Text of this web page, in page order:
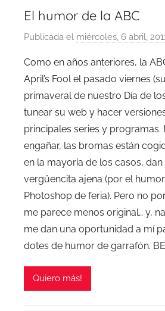
El humor de la ABC
Publicada el miércoles, 6 abril,
Como en años anteriores, la
April’s Fool el pasado viernes
primaveral de nuestro Día de
tunear su web y hacer
principales series y programas.
engañar, las bromas están
en la mayoría de los casos,
vergüencita ajena (por el
Photoshop de feria). Pero no
me parece menos original… y,
me dan una oportunidad a mí
dotes de humor de garrafón.
Quiero más!